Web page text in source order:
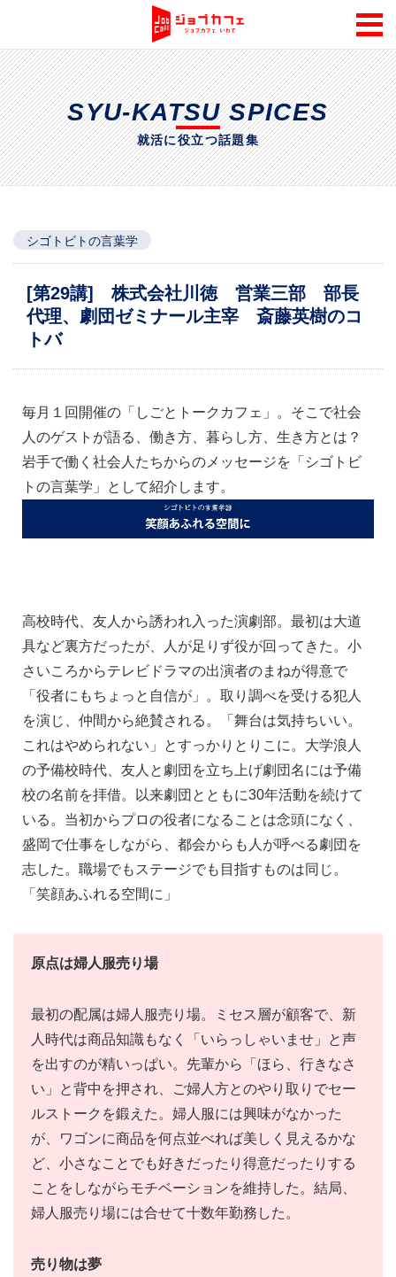
SYU-KATSU SPICES
就活に役立つ話題集
シゴトビトの言葉学
[第29講] 株式会社川徳 営業三部 部長
代理、劇団ゼミナール主宰 斎藤英樹のコ
トバ
毎月１回開催の「しごとトークカフェ」。そこで社会
人のゲストが語る、働き方、暮らし方、生き方とは？
岩手で働く社会人たちからのメッセージを「シゴトビ
トの言葉学」として紹介します。
高校時代、友人から誘われ入った演劇部。最初は大道
具など裏方だったが、人が足りず役が回ってきた。小
さいころからテレビドラマの出演者のまねが得意で
「役者にもちょっと自信が」。取り調べを受ける犯人
を演じ、仲間から絶賛される。「舞台は気持ちいい。
これはやめられない」とすっかりとりこに。大学浪人
の予備校時代、友人と劇団を立ち上げ劇団名には予備
校の名前を拝借。以来劇団とともに30年活動を続けて
いる。当初からプロの役者になることは念頭になく、
盛岡で仕事をしながら、都会からも人が呼べる劇団を
志した。職場でもステージでも目指すものは同じ。
「笑顔あふれる空間に」
原点は婦人服売り場
最初の配属は婦人服売り場。ミセス層が顧客で、新
人時代は商品知識もなく「いらっしゃいませ」と声
を出すのが精いっぱい。先輩から「ほら、行きなさ
い」と背中を押され、ご婦人方とのやり取りでセー
ルストークを鍛えた。婦人服には興味がなかった
が、ワゴンに商品を何点並べれば美しく見えるかな
ど、小さなことでも好きだったり得意だったりする
ことをしながらモチベーションを維持した。結局、
婦人服売り場には合せて十数年勤務した。
売り物は夢